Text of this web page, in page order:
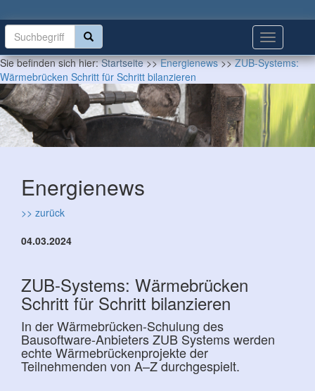
Sie befinden sich hier:Startseite>>Energienews>>ZUB-Systems:
Wärmebrücken Schritt für Schritt bilanzieren
Energienews
>> zurück
04.03.2024
ZUB-Systems: Wärmebrücken
Schritt für Schritt bilanzieren
In der Wärmebrücken-Schulung des
Bausoftware-Anbieters ZUB Systems werden
echte Wärmebrückenprojekte der
Teilnehmenden von A–Z durchgespielt.